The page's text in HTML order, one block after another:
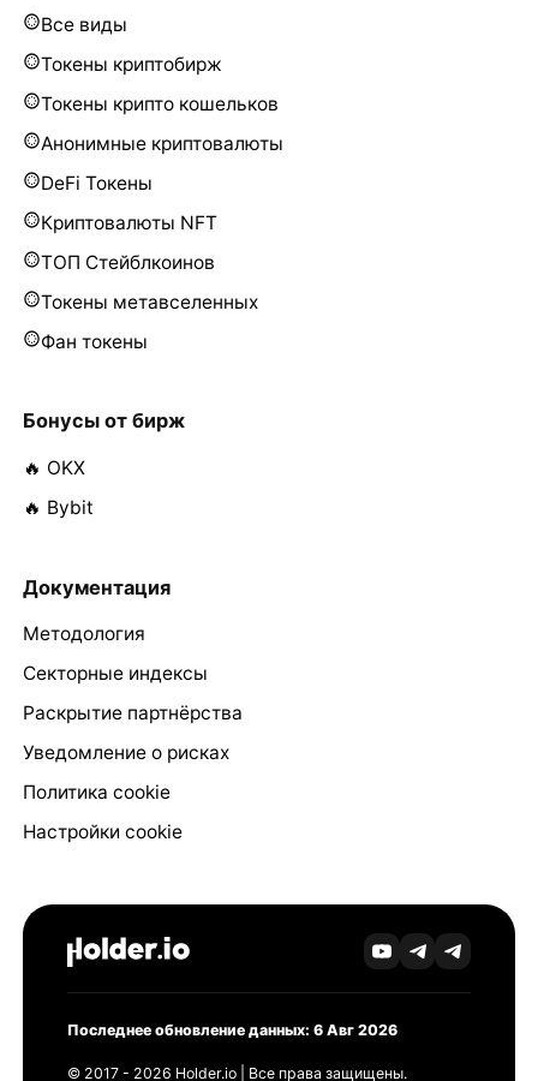
Все виды
Токены криптобирж
Токены крипто кошельков
Анонимные криптовалюты
DeFi Токены
Криптовалюты NFT
ТОП Стейблкоинов
Токены метавселенных
Фан токены
Бонусы от бирж
🔥 OKX
🔥 Bybit
Документация
Методология
Секторные индексы
Раскрытие партнёрства
Уведомление о рисках
Политика cookie
Настройки cookie
Последнее обновление данных: 6 Авг 2026
© 2017 - 2026 Holder.io | Все права защищены.